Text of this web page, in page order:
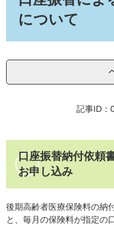
について
記事ID：
口座振替納付依頼
お申し込み
後期高齢者医療保険料の納
と、毎月の保険料が指定の